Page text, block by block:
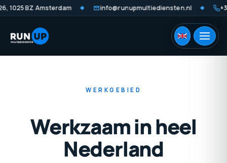
1025 BZ Amsterdam ◆ info@runupmultiediensten.nl ◆
WERKGEBIED
Werkzaaminheel
Nederland